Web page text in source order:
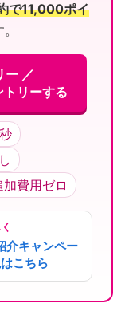
で11,000ポイ
ー ／
リーする
加費用ゼロ
介キャンペー
こちら